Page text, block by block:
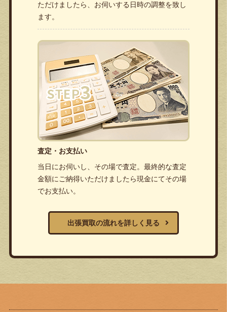
ただけましたら、お伺いする日時の調整を致し
ます。
査定・お支払い
当日にお伺いし、その場で査定。最終的な査定
金額にご納得いただけましたら現金にてその場
でお支払い。
出張買取の流れを詳しく見る